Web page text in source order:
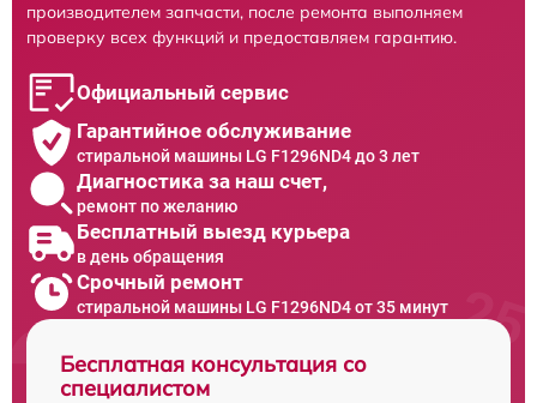
производителем запчасти, после ремонта выполняем
проверку всех функций и предоставляем гарантию.
Официальный сервис
Гарантийное обслуживание
стиральной машины LG F1296ND4 до 3 лет
Диагностика за наш счет,
ремонт по желанию
Бесплатный выезд курьера
в день обращения
Срочный ремонт
стиральной машины LG F1296ND4 от 35 минут
Бесплатная консультация со
специалистом